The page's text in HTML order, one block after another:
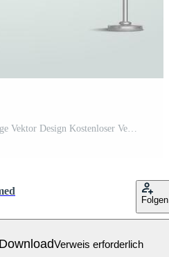
realistisch amerikanisch Flagge Vektor Design Kostenloser Vektor
Folgen
Verweis erforderlich